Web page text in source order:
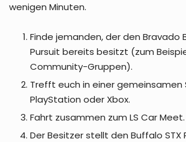
wenigen Minuten.
Finde jemanden, der den Bravado
Pursuit bereits besitzt (zum
Community-Gruppen).
Trefft euch in einer gemeinsamen
PlayStation oder Xbox.
Fahrt zusammen zum LS Car Meet.
Der Besitzer stellt den Buffalo STX